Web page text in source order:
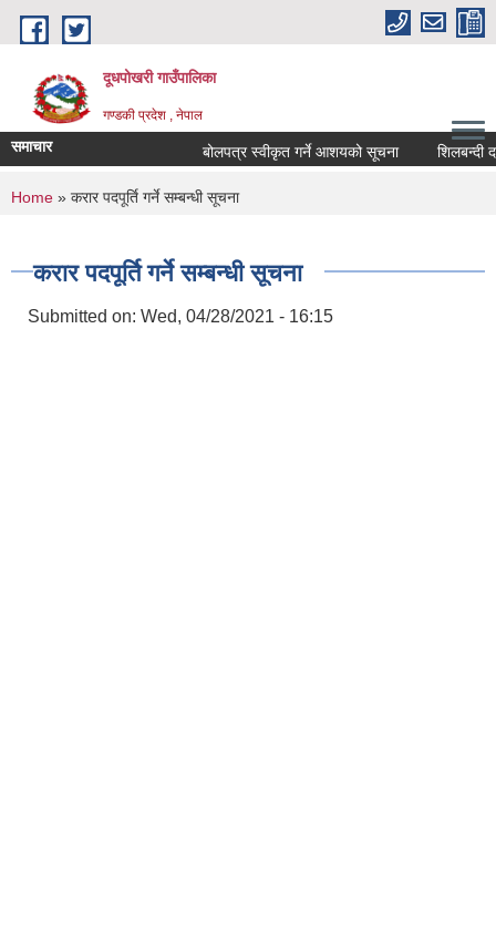
Skip to main content
दूधपोखरी गाउँपालिका
गण्डकी प्रदेश , नेपाल
समाचार बोलपत्र स्वीकृत गर्ने आशयको सूचना शिलबन्दी
You are here
Home » करार पदपूर्ति गर्ने सम्बन्धी सूचना
करार पदपूर्ति गर्ने सम्बन्धी सूचना
Submitted on: Wed, 04/28/2021 - 16:15